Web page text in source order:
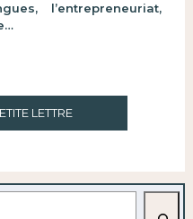
l’entrepreneuriat,
LETTRE